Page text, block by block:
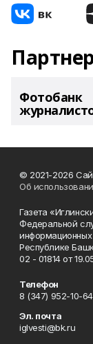
Фотобанк
© 2021-2026
Об
Газета
Федеральной
Республике
02 - 01814 от
Телефон
8 (347) 952-10-64
Эл. почта
iglvesti@bk.ru